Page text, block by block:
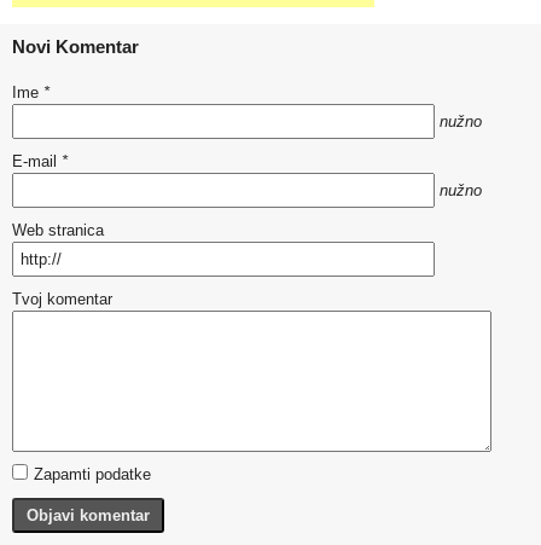
Novi Komentar
Ime *
nužno
E-mail *
nužno
Web stranica
Tvoj komentar
Zapamti podatke
Objavi komentar